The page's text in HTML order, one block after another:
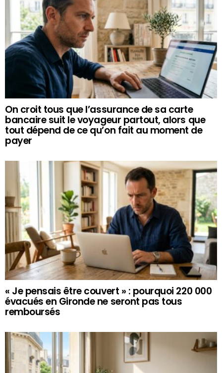
On croit tous que l’assurance de sa carte
bancaire suit le voyageur partout, alors que
tout dépend de ce qu’on fait au moment de
payer
« Je pensais être couvert » : pourquoi 220 000
évacués en Gironde ne seront pas tous
remboursés